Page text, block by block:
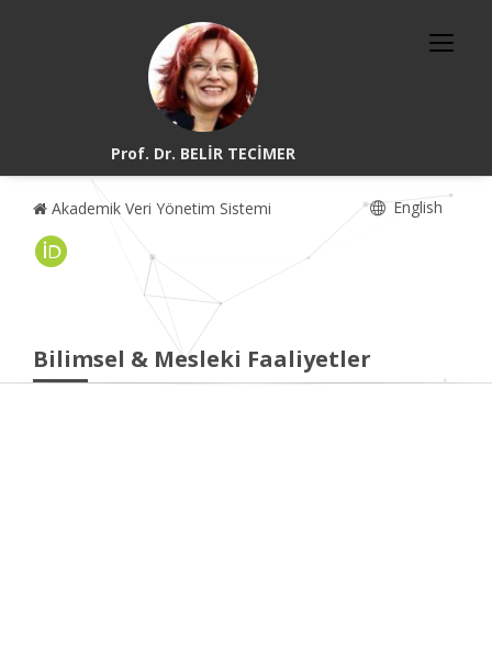
Prof. Dr. BELİR TECİMER
Akademik Veri Yönetim Sistemi English
Bilimsel & Mesleki Faaliyetler